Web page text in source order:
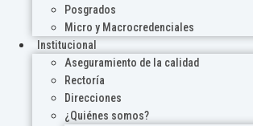
Posgrados
Micro y Macrocredenciales
Institucional
Aseguramiento de la calidad
Rectoría
Direcciones
¿Quiénes somos?